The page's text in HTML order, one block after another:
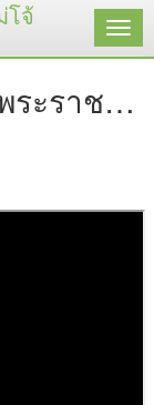
โจ้ เมนู
โครงการอันเนื่องมาจากพระราชดำริ